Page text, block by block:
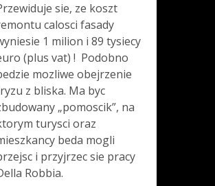
sie, ze koszt
calosci fasady
1 milion i 89 tysiecy
(plus vat) ! Podobno
mozliwe obejrzenie
z bliska. Ma byc
„pomoscik”, na
turysci oraz
beda mogli
i przyjrzec sie pracy
Robbia.